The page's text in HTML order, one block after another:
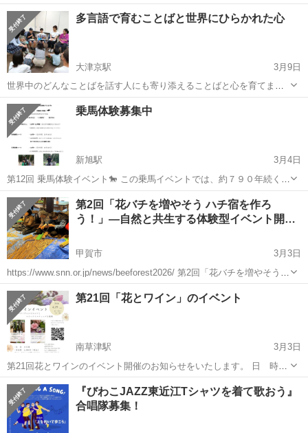
んか？ 勉強ではなく、赤ちゃんがそうであるように、人と多言語の環
境で、自然に。
滋賀 大津市 びわ湖浜大津駅 ワークショップ
多言語で育むことばと世界にひらかれた心
大津京駅
3月9日
世界中のどんなことばを話す人にも寄り添えることばと心を育てませ
んか？ 勉強ではなく、赤ちゃんがそうであるように、人と多言語の環
境で自然に。
滋賀 大津市 大津京駅 ワークショップ
乗馬体験募集中
新旭駅
3月4日
第12回 乗馬体験イベント🐎 この乗馬イベントでは、約７９０年続く
湖西最大の馬祭り、大荒比古神社 七川祭りで流鏑馬が走るコース での
乗馬体験ができます🐎 伝統文化を繋いできたお祭り、お祭り以外でこ
のように神社内での乗馬で...
滋賀 高島市 新旭駅 ワークショップ 青年
第2回「花バチを増やそう ハチ宿を作ろ
う！」—自然と共生する体験型イベント開
甲賀市
3月3日
https://www.snn.or.jp/news/beeforest2026/ 第2回「花バチを増やそう
ハチ宿を作ろう！」—自然と共生する体験型イベント開催！ お知らせ
しがらきの里 2026.02.16 ...
滋賀 甲賀市 ワークショップ
第21回「花とワイン」のイベント
南草津駅
3月3日
第21回花とワインのイベント開催のお知らせをいたします。 日 時
2026年4月19日（日） 13：00～15：00 ※受付12：45～ 場 所 フ
ローリストなかむら 南草津店 ２階 内 容 ワイン３種の試飲（パ
ン...
滋賀 草津市 南草津駅 ワークショップ
フラワーアレンジメント
『びわこJAZZ東近江Tシャツを着て歌おう』
合唱隊募集！